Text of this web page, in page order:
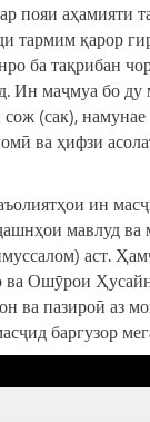
пояи аҳамияти
тармим қарор
ба тақрибан
Ин маҷмуа бо
(сак), намунае
ва ҳифзи
ин
мавлуд ва
аст.
Ошӯрои
ва пазироӣ аз
баргузор